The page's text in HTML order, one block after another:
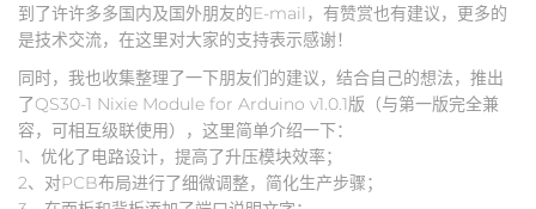
到了许许多多国内及国外朋友的E-mail，有赞赏也有建议，更多的
是技术交流，在这里对大家的支持表示感谢！
同时，我也收集整理了一下朋友们的建议，结合自己的想法，推出
了QS30-1 Nixie Module for Arduino v1.0.1版（与第一版完全兼
容，可相互级联使用），这里简单介绍一下：
1、优化了电路设计，提高了升压模块效率；
2、对PCB布局进行了细微调整，简化生产步骤；